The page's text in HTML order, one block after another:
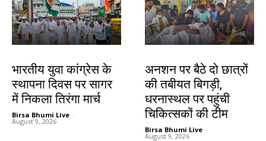
भारतीय युवा कांग्रेस के
स्थापना दिवस पर सागर
में निकला तिरंगा मार्च
Birsa Bhumi Live -
August 9, 2026
अनशन पर बैठे दो छात्रों
की तबीयत बिगड़ी,
धरनास्थल पर पहुंची
चिकित्सकों की टीम
Birsa Bhumi Live -
August 9, 2026